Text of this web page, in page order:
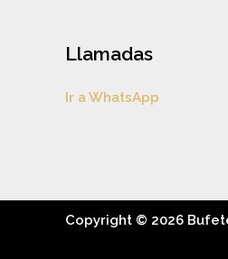
Llamadas
Ir a WhatsApp
Copyright © 2026